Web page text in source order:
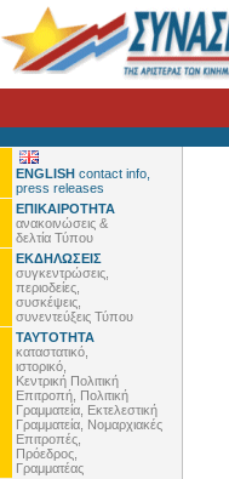
ENGLISH contact info,
press releases
ΕΠΙΚΑΙΡΟΤΗΤΑ
ανακοινώσεις &
δελτία Τύπου
ΕΚΔΗΛΩΣΕΙΣ
συγκεντρώσεις,
περιοδείες,
συσκέψεις,
συνεντεύξεις Τύπου
ΤΑΥΤΟΤΗΤΑ
καταστατικό,
ιστορικό,
Κεντρική Πολιτική
Επιτροπή, Πολιτική
Γραμματεία, Εκτελεστική
Γραμματεία, Νομαρχιακές
Επιτροπές,
Πρόεδρος,
Γραμματέας